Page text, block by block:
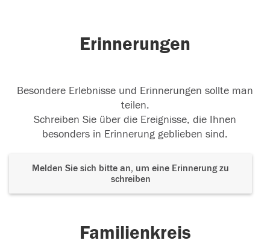
Erinnerungen
Besondere Erlebnisse und Erinnerungen sollte man
teilen.
Schreiben Sie über die Ereignisse, die Ihnen
besonders in Erinnerung geblieben sind.
Melden Sie sich bitte an, um eine Erinnerung zu
schreiben
Familienkreis